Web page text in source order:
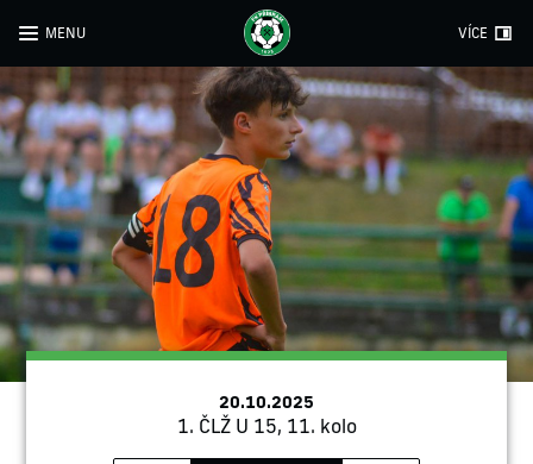
MENU VÍCE
20.10.2025
1. ČLŽ U 15, 11. kolo